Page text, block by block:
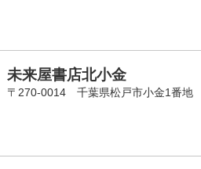
未来屋書店北小金
〒270-0014 千葉県松戸市小金1番地